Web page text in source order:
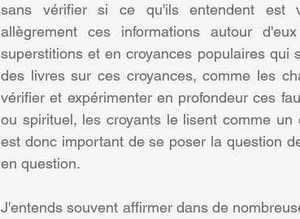
sans vérifier si ce qu'ils entendent est
allègrement ces informations autour
superstitions et en croyances populaires
des livres sur ces croyances, comme les
vérifier et expérimenter en profondeur ces
ou spirituel, les croyants le lisent comme
est donc important de se poser la question
en question.
J'entends souvent affirmer dans de